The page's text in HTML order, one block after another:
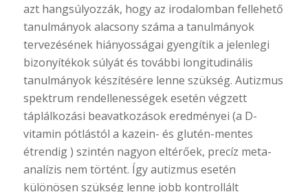
azt hangsúlyozzák, hogy az irodalomban fellehető
tanulmányok alacsony száma a tanulmányok
tervezésének hiányosságai gyengítik a jelenlegi
bizonyítékok súlyát és további longitudinális
tanulmányok készítésére lenne szükség. Autizmus
spektrum rendellenességek esetén végzett
táplálkozási beavatkozások eredményei (a D-
vitamin pótlástól a kazein- és glutén-mentes
étrendig ) szintén nagyon eltérőek, precíz meta-
analízis nem történt. Így autizmus esetén
különösen szükség lenne jobb kontrollált